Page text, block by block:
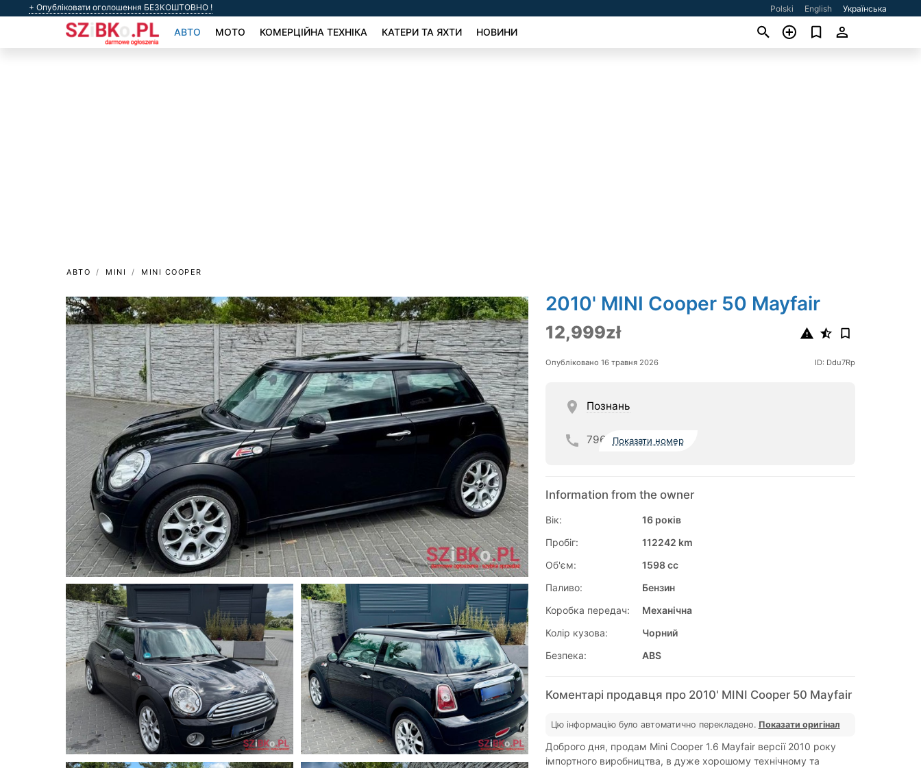
+ Опубліковати оголошення БЕЗКОШТОВНО ! Polski English Українська
АВТО МОТО КОМЕРЦІЙНА ТЕХНІКА КАТЕРИ ТА ЯХТИ НОВИНИ
АВТО MINI MINI COOPER
2010' MINI Cooper 50 Mayfair
12,999zł
Опубліковано 16 травня 2026 ID: Ddu7Rp
Познань
796 Показати номер
Information from the owner
Вік:
16 років
Пробіг:
112242 km
Об'єм:
1598 cc
Паливо:
Бензин
Коробка передач:
Механічна
Колір кузова:
Чорний
Безпека:
ABS
Коментарі продавця про 2010' MINI Cooper 50 Mayfair
Цю інформацію було автоматично перекладено. Показати оригінал
Доброго дня, продам Mini Cooper 1.6 Mayfair версії 2010 року
імпортного виробництва, в дуже хорошому технічному та